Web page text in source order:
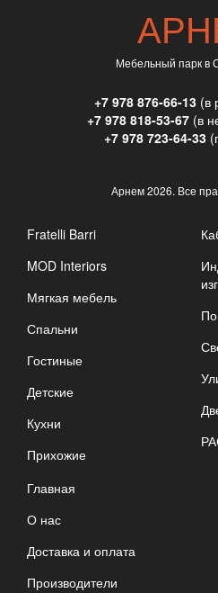
Мебельный парк в
+7 978 876-66-13(в
+7 978 818-53-67(в
+7 978 723-64-33
Арнем2026. Все
Fratelli Barri
MOD Interiors
Мягкая мебель
Спальни
Гостиные
Детские
Кухни
Прихожие
Главная
О нас
Доставка и оплата
Производители